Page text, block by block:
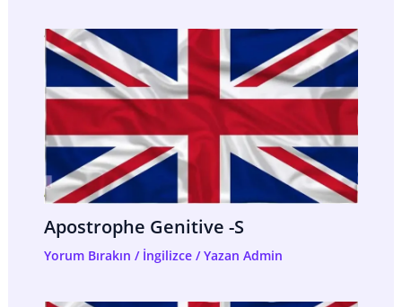
Apostrophe Genitive -s
Yorum Bırakın / İngilizce/ Yazan Admin